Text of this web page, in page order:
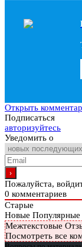
Открыть
Подписаться
авторизуйтесь
Уведомить о
Пожалуйста,
0 комментариев
Старые
Новые Популярные
Межтекстовые
Посмотреть все